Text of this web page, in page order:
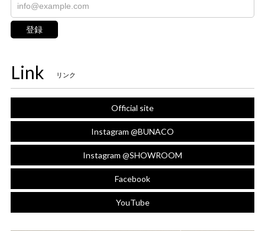
登録
Link リンク
Official site
Instagram @BUNACO
Instagram @SHOWROOM
Facebook
YouTube